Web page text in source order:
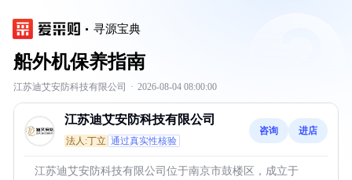
寻源宝典
船外机保养指南
江苏迪艾安防科技有限公司 · 2026-08-04 08:00:00
江苏迪艾安防科技有限公司
法人:丁立 通过真实性核验
咨询 进店
江苏迪艾安防科技有限公司位于南京市鼓楼区，成立于